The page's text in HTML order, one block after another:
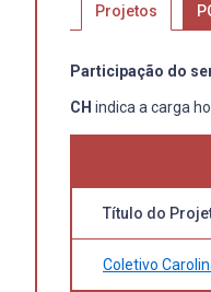
Projetos
Participação do
CH indica a carga
Título do
Coletivo